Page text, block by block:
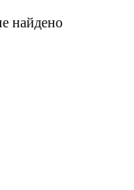
найдено